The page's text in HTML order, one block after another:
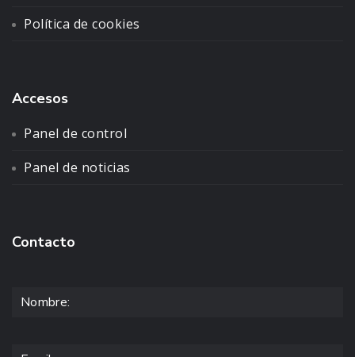
Política de cookies
Accesos
Panel de control
Panel de noticias
Contacto